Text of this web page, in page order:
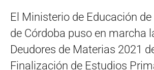
El Ministerio de Educación
de Córdoba puso en marcha
Deudores de Materias 2021
Finalización de Estudios